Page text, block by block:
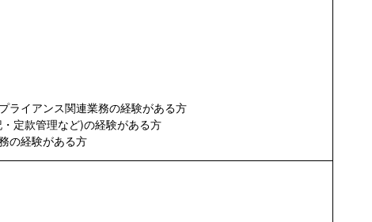
ライアンス関連業務の経験がある方
定款管理など)の経験がある方
の経験がある方